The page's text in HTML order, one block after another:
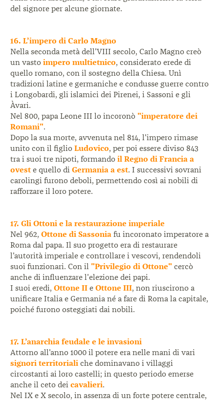
del signore per alcune giornate.
16. L’impero di Carlo Magno
Nella seconda metà dell'VIII secolo, Carlo Magno creò
un vasto impero multietnico, considerato erede di
quello romano, con il sostegno della Chiesa. Unì
tradizioni latine e germaniche e condusse guerre contro
i Longobardi, gli islamici dei Pirenei, i Sassoni e gli
Àvari.
Nel 800, papa Leone III lo incoronò "imperatore dei
Romani".
Dopo la sua morte, avvenuta nel 814, l'impero rimase
unito con il figlio Ludovico, per poi essere diviso 843
tra i suoi tre nipoti, formando il Regno di Francia a
ovest e quello di Germania a est. I successivi sovrani
carolingi furono deboli, permettendo così ai nobili di
rafforzare il loro potere.
17. Gli Ottoni e la restaurazione imperiale
Nel 962, Ottone di Sassonia fu incoronato imperatore a
Roma dal papa. Il suo progetto era di restaurare
l'autorità imperiale e controllare i vescovi, rendendoli
suoi funzionari. Con il "Privilegio di Ottone" cercò
anche di influenzare l'elezione dei papi.
I suoi eredi, Ottone II e Ottone III, non riuscirono a
unificare Italia e Germania né a fare di Roma la capitale,
poiché furono osteggiati dai nobili.
17. L’anarchia feudale e le invasioni
Attorno all'anno 1000 il potere era nelle mani di vari
signori territoriali che dominavano i villaggi
circostanti ai loro castelli; in questo periodo emerse
anche il ceto dei cavalieri.
Nel IX e X secolo, in assenza di un forte potere centrale,